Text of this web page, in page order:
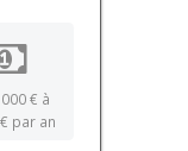
€ à
par an